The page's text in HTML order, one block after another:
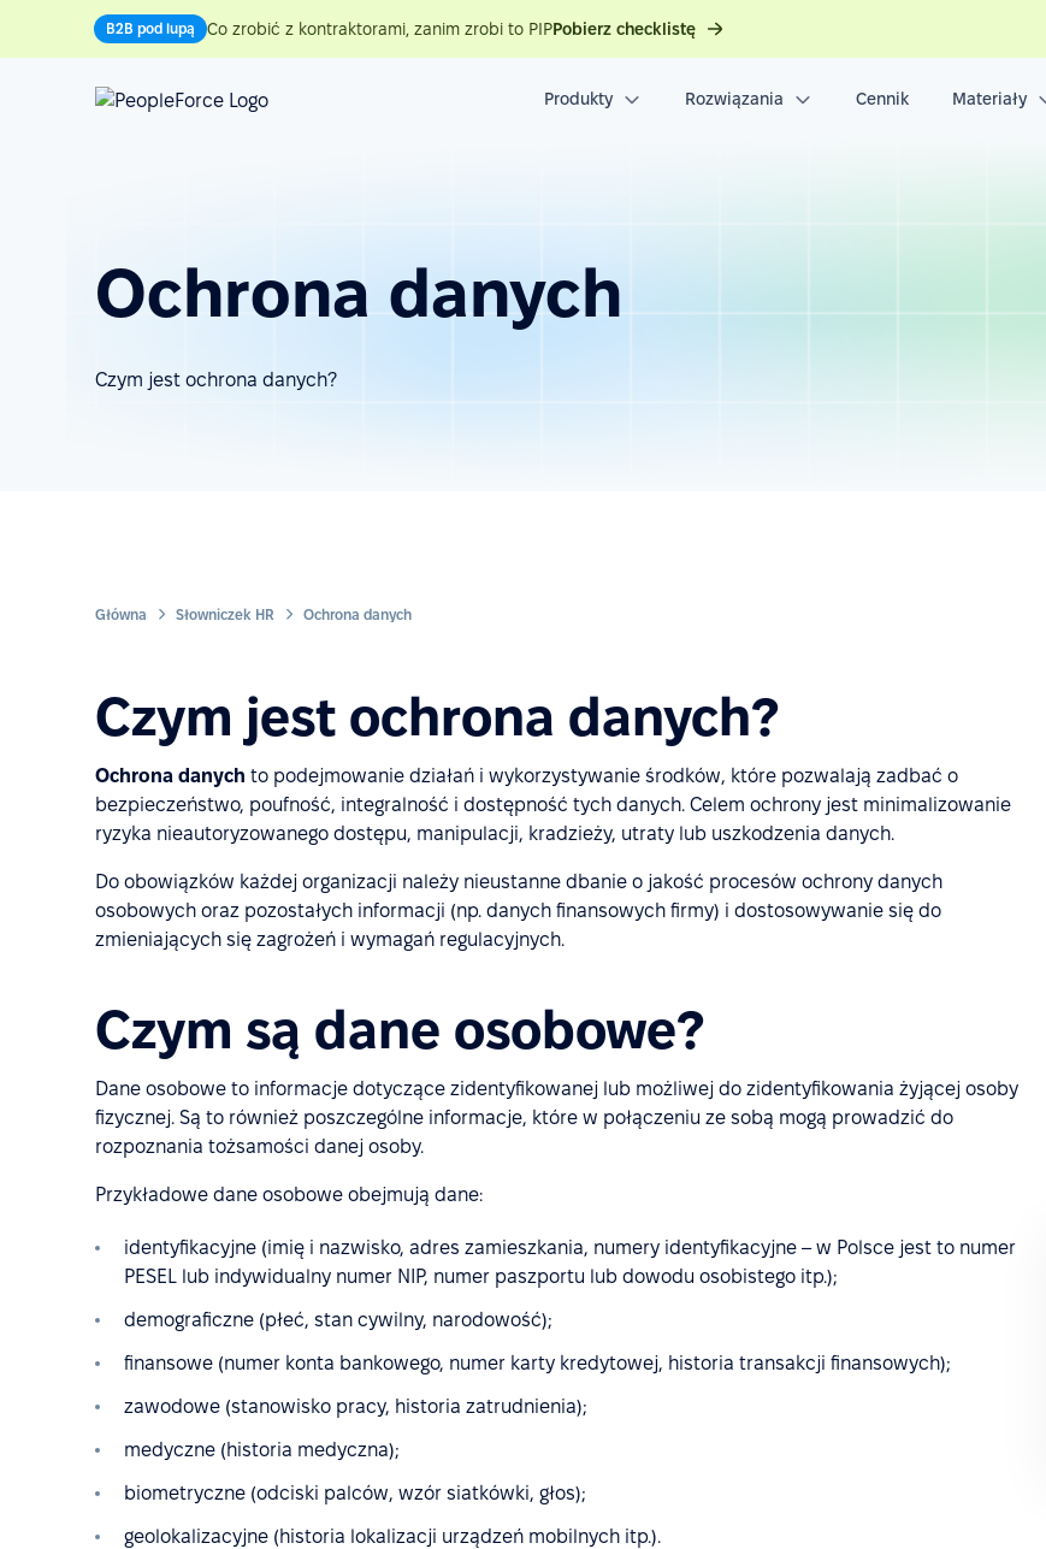
B2B pod lupą Co zrobić z kontraktorami, zanim zrobi to PIPPobierz checklistę
Produkty Rozwiązania Cennik Materiały
Ochrona danych
Czym jest ochrona danych?
Główna Słowniczek HR Ochrona danych
Czym jest ochrona danych?
Ochrona danych to podejmowanie działań i wykorzystywanie środków, które pozwalają zadbać o
bezpieczeństwo, poufność, integralność i dostępność tych danych. Celem ochrony jest minimalizowanie
ryzyka nieautoryzowanego dostępu, manipulacji, kradzieży, utraty lub uszkodzenia danych.
Do obowiązków każdej organizacji należy nieustanne dbanie o jakość procesów ochrony danych
osobowych oraz pozostałych informacji (np. danych finansowych firmy) i dostosowywanie się do
zmieniających się zagrożeń i wymagań regulacyjnych.
Czym są dane osobowe?
Dane osobowe to informacje dotyczące zidentyfikowanej lub możliwej do zidentyfikowania żyjącej osoby
fizycznej. Są to również poszczególne informacje, które w połączeniu ze sobą mogą prowadzić do
rozpoznania tożsamości danej osoby.
Przykładowe dane osobowe obejmują dane:
identyfikacyjne (imię i nazwisko, adres zamieszkania, numery identyfikacyjne – w Polsce jest to numer
PESEL lub indywidualny numer NIP, numer paszportu lub dowodu osobistego itp.);
demograficzne (płeć, stan cywilny, narodowość);
finansowe (numer konta bankowego, numer karty kredytowej, historia transakcji finansowych);
zawodowe (stanowisko pracy, historia zatrudnienia);
medyczne (historia medyczna);
biometryczne (odciski palców, wzór siatkówki, głos);
geolokalizacyjne (historia lokalizacji urządzeń mobilnych itp.).